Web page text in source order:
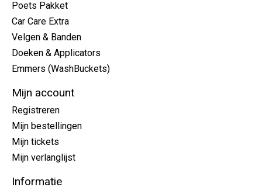
Poets Pakket
Car Care Extra
Velgen & Banden
Doeken & Applicators
Emmers (WashBuckets)
Mijn account
Registreren
Mijn bestellingen
Mijn tickets
Mijn verlanglijst
Informatie